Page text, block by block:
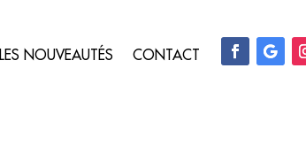
LES NOUVEAUTÉS CONTACT